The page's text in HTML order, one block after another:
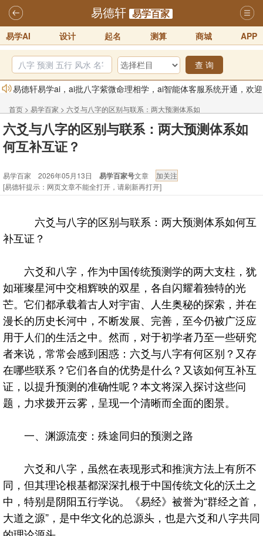
易德轩 易学百家
易学AI 设计 起名 测算 商城 APP
查 询
易德轩易学ai，ai批八字紫微命理相学，ai智能体客服系统开通，欢迎
体验！！
2025-07-01
易德轩网重构及升能完成，欢迎大家来体验新程序及感觉！！
2025-07-01
订！！
2025-10-01
2026丙午年铁笔居士精批年运说明
2025-10-12
易德轩通告：本网站易德轩商标及LOGO注册声明
2021-9-7
首页 > 易学百家 > 六爻与八字的区别与联系：两大预测体系如
何互补互证？
六爻与八字的区别与联系：两大预测体系如
何互补互证？
易学百家 2026年05月13日 易学百家号文章
[易德轩提示：网页文章不能全打开，请刷新再打开]
六爻与八字的区别与联系：两大预测体系如何互
补互证？
六爻和八字，作为中国传统预测学的两大支柱，犹
如璀璨星河中交相辉映的双星，各自闪耀着独特的光
芒。它们都承载着古人对宇宙、人生奥秘的探索，并在
漫长的历史长河中，不断发展、完善，至今仍被广泛应
用于人们的生活之中。然而，对于初学者乃至一些研究
者来说，常常会感到困惑：六爻与八字有何区别？又存
在哪些联系？它们各自的优势是什么？又该如何互补互
证，以提升预测的准确性呢？本文将深入探讨这些问
题，力求拨开云雾，呈现一个清晰而全面的图景。
一、渊源流变：殊途同归的预测之路
六爻和八字，虽然在表现形式和推演方法上有所不
同，但其理论根基都深深扎根于中国传统文化的沃土之
中，特别是阴阳五行学说。《易经》被誉为“群经之首，
大道之源”，是中华文化的总源头，也是六爻和八字共同